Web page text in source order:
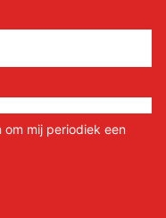
mij periodiek een